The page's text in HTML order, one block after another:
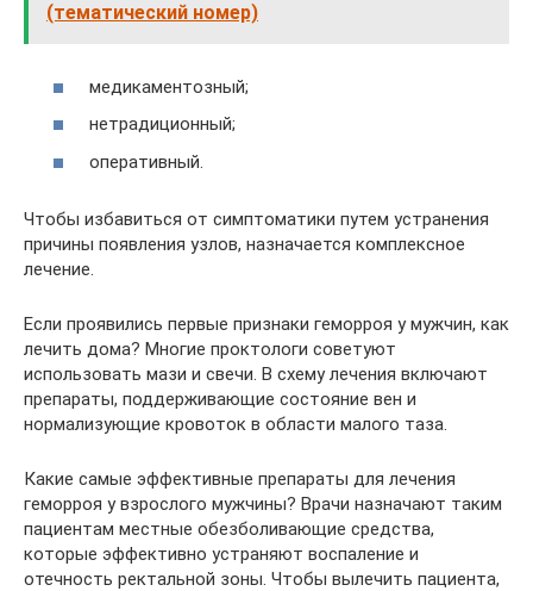
(тематический номер)
медикаментозный;
нетрадиционный;
оперативный.
Чтобы избавиться от симптоматики путем устранения
причины появления узлов, назначается комплексное
лечение.
Если проявились первые признаки геморроя у мужчин, как
лечить дома? Многие проктологи советуют
использовать мази и свечи. В схему лечения включают
препараты, поддерживающие состояние вен и
нормализующие кровоток в области малого таза.
Какие самые эффективные препараты для лечения
геморроя у взрослого мужчины? Врачи назначают таким
пациентам местные обезболивающие средства,
которые эффективно устраняют воспаление и
отечность ректальной зоны. Чтобы вылечить пациента,